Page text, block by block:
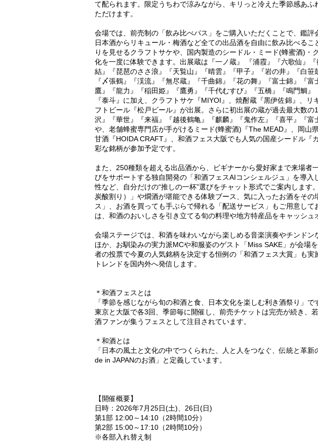
て配られます。限定うちわで涼みながら、キリっと冷えた季節感あ
ただけます。
会場では、前売制の「飲み比べパス」をご購入いただくことで、鑑
日本酒からリキュール・梅酒など全ての出品酒を自由に飲み比べる
りを見せるクラフトサケや、国内製造のシードル・ミード(蜂蜜酒)・
化を一度に体験できます。出展蔵は『一ノ蔵』 『浦霞』『六歌仙』
結』『琵琶のささ浪』『天覧山』『晴雲』『甲子』『岩の井』『白笹
『〆張鶴』『渓流』『無尽蔵』『千曲錦』『花の舞』『富士錦』『
鷹』『龍力』『稲田姫』『鷹勇』『千代むすび』『五橋』『鳴門鯛』
『泰斗』に加え、クラフトサケ『MIYOI』、焼酎蔵『黒伊佐錦』、リ
フトビール『松戸ビール』が出展。さらに初出展の蔵が過去最大数
沢』『華世』『来福』『越後鶴亀』『麒麟』『鬼作左』『喜平』『富
や、老舗蜂蜜専門店が手がけるミード(蜂蜜酒)『The MEAD』、岡山
甘酒『HOIDA CRAFT』、和酒フェス大阪でも人気の国産シードル『
彩な銘柄が参加予定です。
また、250種類を超える出品酒から、ビギナーから愛好家まで来場者
びをサポートする独自開発の「和酒フェスAIコンシェルジュ」を導入
性など、自分だけの“推しの一杯”選びをチャット形式でご案内します
炭酸割り）」や燗酒が堪能できる体験ブース、気に入ったお酒をその
ス」、お酒を買っても手ぶらで帰れる「配送サービス」もご用意し
は、和酒のおいしさを引き立てる旬の料理や地方特産品をキャッシュ
会場ステージでは、和酒を味わいながら楽しめる音楽演奏やチンドン
ほか、お馴染みの実力派MCや和服姿のゲスト「Miss SAKE」が会場
者の投票で今夏の人気銘柄を決定する恒例の「和酒フェス大賞」も
トレンドを国内外へ発信します。
＊和酒フェスとは
「季節を感じながら旬の和酒と食、日本文化を楽しむ利き酒祭り」で
東京と大阪で各3回、季節毎に開催し、前売チケットは完売が続き、
酒ファンが集うフェスとして注目されています。
＊和酒とは
「日本の風土と文化の中でつくられた、人と人をつなぐ、伝統と革
de in JAPANのお酒」と定義しています。
【開催概要】
日時：2026年7月25日(土)、26日(日)
第1部 12:00～14:10（2時間10分）
第2部 15:00～17:10（2時間10分）
※各部入れ替え制